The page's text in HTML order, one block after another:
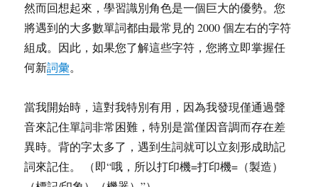
然而回想起來，學習識別角色是一個巨大的優勢。您
將遇到的大多數單詞都由最常見的 2000 個左右的字符
組成。因此，如果您了解這些字符，您將立即掌握任
何新詞彙。
當我開始時，這對我特別有用，因為我發現僅通過聲
音來記住單詞非常困難，特別是當僅因音調而存在差
異時。背的字太多了，遇到生詞就可以立刻形成助記
詞來記住。 （即“哦，所以打印機=打印機=（製造）